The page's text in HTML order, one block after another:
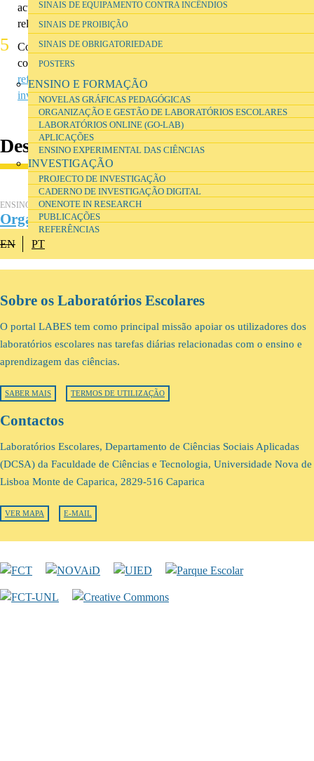
SINAIS DE EQUIPAMENTO CONTRA INCÊNDIOS
SINAIS DE PROIBIÇÃO
SINAIS DE OBRIGATORIEDADE
POSTERS
ENSINO E FORMAÇÃO
NOVELAS GRÁFICAS PEDAGÓGICAS
ORGANIZAÇÃO E GESTÃO DE LABORATÓRIOS ESCOLARES
LABORATÓRIOS ONLINE (GO-LAB)
APLICAÇÕES
ENSINO EXPERIMENTAL DAS CIÊNCIAS
INVESTIGAÇÃO
PROJECTO DE INVESTIGAÇÃO
CADERNO DE INVESTIGAÇÃO DIGITAL
ONENOTE IN RESEARCH
PUBLICAÇÕES
REFERÊNCIAS
EN PT
actividades de formação, ou consulte alguns documentos
relacionados com oensino experimental das ciências
Conheça a investigação por trás dos novos laboratórios escolares
consulte ocaderno de investigação digital
referênciase saiba mais sobre o uso do
investigação.
Destaque
ENSINO E FORMAÇÃO
Organização e gestão de laboratórios escolares
Sobre os Laboratórios Escolares
O portal LABES tem como principal missão apoiar os utilizadores dos
laboratórios escolares nas tarefas diárias relacionadas com o ensino e
aprendizagem das ciências.
SABER MAIS TERMOS DE UTILIZAÇÃO
Contactos
Laboratórios Escolares, Departamento de Ciências Sociais Aplicadas
(DCSA) da Faculdade de Ciências e Tecnologia, Universidade Nova de
Lisboa Monte de Caparica, 2829-516 Caparica
VER MAPA E-MAIL